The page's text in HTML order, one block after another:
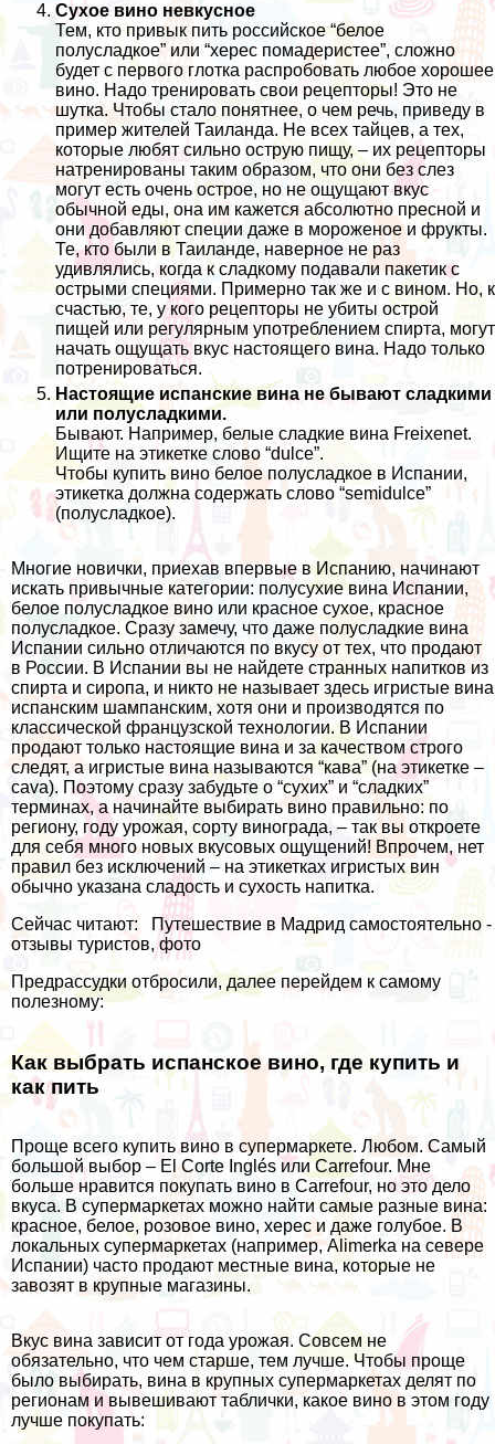
Сухое вино невкусное
Тем, кто привык пить российское “белое
полусладкое” или “херес помадеристее”, сложно
будет с первого глотка распробовать любое хорошее
вино. Надо тренировать свои рецепторы! Это не
шутка. Чтобы стало понятнее, о чем речь, приведу в
пример жителей Таиланда. Не всех тайцев, а тех,
которые любят сильно острую пищу, – их рецепторы
натренированы таким образом, что они без слез
могут есть очень острое, но не ощущают вкус
обычной еды, она им кажется абсолютно пресной и
они добавляют специи даже в мороженое и фрукты.
Те, кто были в Таиланде, наверное не раз
удивлялись, когда к сладкому подавали пакетик с
острыми специями. Примерно так же и с вином. Но, к
счастью, те, у кого рецепторы не убиты острой
пищей или регулярным употреблением спирта, могут
начать ощущать вкус настоящего вина. Надо только
потренироваться.
Настоящие испанские вина не бывают сладкими
или полусладкими.
Бывают. Например, белые сладкие вина Freixenet.
Ищите на этикетке слово “dulce”.
Чтобы купить вино белое полусладкое в Испании,
этикетка должна содержать слово “semidulce”
(полусладкое).
Многие новички, приехав впервые в Испанию, начинают
искать привычные категории: полусухие вина Испании,
белое полусладкое вино или красное сухое, красное
полусладкое. Сразу замечу, что даже полусладкие вина
Испании сильно отличаются по вкусу от тех, что продают
в России. В Испании вы не найдете странных напитков из
спирта и сиропа, и никто не называет здесь игристые вина
испанским шампанским, хотя они и производятся по
классической французской технологии. В Испании
продают только настоящие вина и за качеством строго
следят, а игристые вина называются “кава” (на этикетке –
cava). Поэтому сразу забудьте о “сухих” и “сладких”
терминах, а начинайте выбирать вино правильно: по
региону, году урожая, сорту винограда, – так вы откроете
для себя много новых вкусовых ощущений! Впрочем, нет
правил без исключений – на этикетках игристых вин
обычно указана сладость и сухость напитка.
Сейчас читают:
Путешествие в Мадрид самостоятельно -
отзывы туристов, фото
Предрассудки отбросили, далее перейдем к самому
полезному:
Как выбрать испанское вино, где купить и
как пить
Проще всего купить вино в супермаркете. Любом. Самый
большой выбор – El Corte Inglés или Carrefour. Мне
больше нравится покупать вино в Carrefour, но это дело
вкуса. В супермаркетах можно найти самые разные вина:
красное, белое, розовое вино, херес и даже голубое. В
локальных супермаркетах (например, Alimerka на севере
Испании) часто продают местные вина, которые не
завозят в крупные магазины.
Вкус вина зависит от года урожая. Совсем не
обязательно, что чем старше, тем лучше. Чтобы проще
было выбирать, вина в крупных супермаркетах делят по
регионам и вывешивают таблички, какое вино в этом году
лучше покупать: